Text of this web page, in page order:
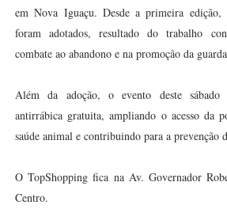
em Nova Iguaçu. Desde a primeira
foram adotados, resultado do trabalho
combate ao abandono e na promoção da
Além da adoção, o evento deste sábado
antirrábica gratuita, ampliando o acesso da
saúde animal e contribuindo para a prevenção
O TopShopping fica na Av. Governador
Centro.